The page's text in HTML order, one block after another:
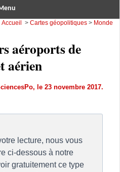
Accueil >Cartes géopolitiques > Monde
aéroports de
aérien
, le 23 novembre 2017.